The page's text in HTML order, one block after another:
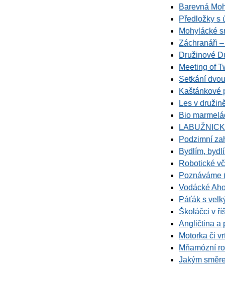
Barevná
Předložky s
Mohylácké
Záchranáři
Družinové
Meeting of
Setkání
Kaštánkové
Les v
Bio
Podzimní
Bydlím,
Robotické
Poznáváme
Vodácké
Páťák s
Školáčci v
Angličtina a
Motorka či
Mňamózní
Jakým